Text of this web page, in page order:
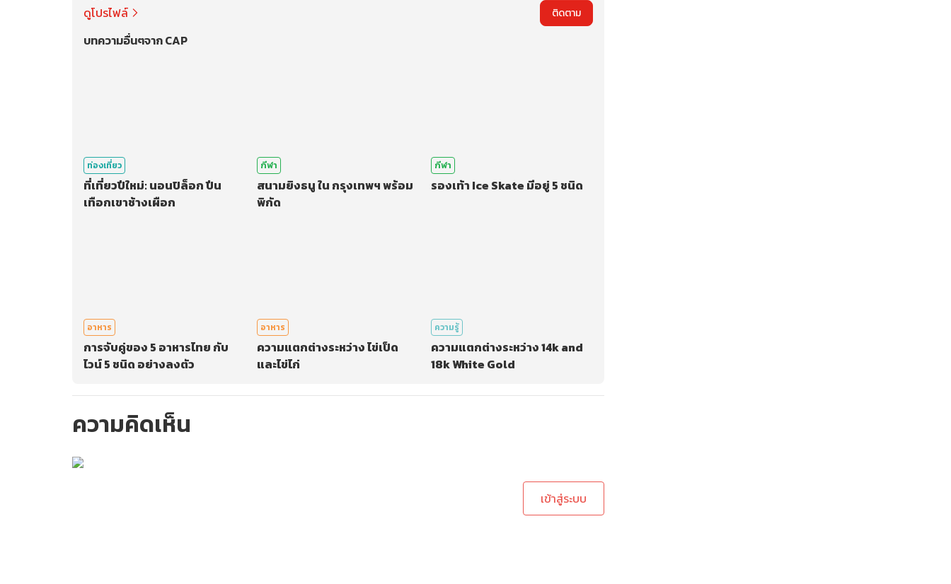
ดูโปรไฟล์
ติดตาม
บทความอื่นๆจาก CAP
ท่องเที่ยว
ที่เที่ยวปีใหม่: นอนปิล็อก ปีน
เทือกเขาช้างเผือก
กีฬา
สนามยิงธนู ใน กรุงเทพฯ พร้อม
พิกัด
กีฬา
รองเท้า Ice Skate มีอยู่ 5 ชนิด
อาหาร
การจับคู่ของ 5 อาหารไทย กับ
ไวน์ 5 ชนิด อย่างลงตัว
อาหาร
ความแตกต่างระหว่าง ไข่เป็ด
และไข่ไก่
ความรู้
ความแตกต่างระหว่าง 14k and
18k White Gold
ความคิดเห็น
เข้าสู่ระบบ